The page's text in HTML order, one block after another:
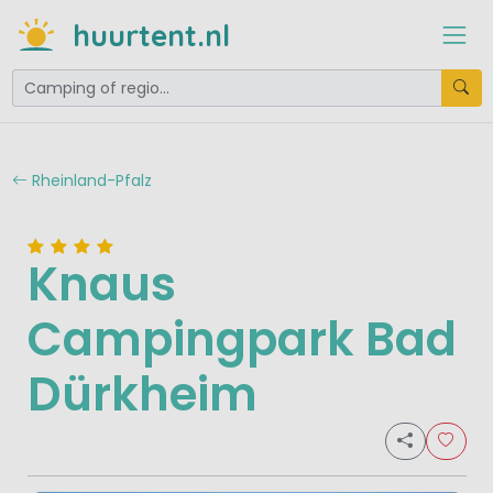
huurtent.nl
Rheinland-Pfalz
Knaus
Campingpark Bad
Dürkheim